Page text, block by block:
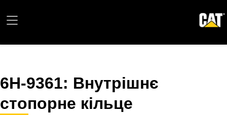
6H-9361: Внутрішнє
стопорне кільце